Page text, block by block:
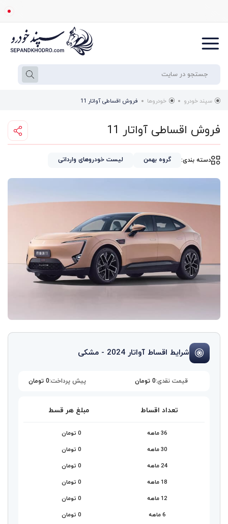
سپند خودرو خودروها فروش اقساطی آواتار 11
فروش اقساطی آواتار 11
دسته بندی: گروه بهمن لیست خودروهای وارداتی
شرایط اقساط آواتار 2024 - مشکی
قیمت نقدی:0 تومان پیش پرداخت:0 تومان
تعداد اقساط مبلغ هر قسط
36 ماهه
0 تومان
30 ماهه
0 تومان
24 ماهه
0 تومان
18 ماهه
0 تومان
12 ماهه
0 تومان
6 ماهه
0 تومان